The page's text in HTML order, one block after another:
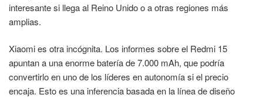
interesante si llega al Reino Unido o a otras regiones más
amplias.
Xiaomi es otra incógnita. Los informes sobre el Redmi 15
apuntan a una enorme batería de 7.000 mAh, que podría
convertirlo en uno de los líderes en autonomía si el precio
encaja. Esto es una inferencia basada en la línea de diseño